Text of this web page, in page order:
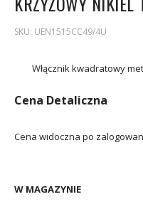
SKU: UEN1515CC49/4U
Włącznik kwadratowy
Cena Detaliczna
Cena widoczna po
W MAGAZYNIE